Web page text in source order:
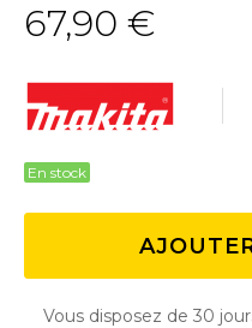
67,90 €
En stock
Vous disposez de 30